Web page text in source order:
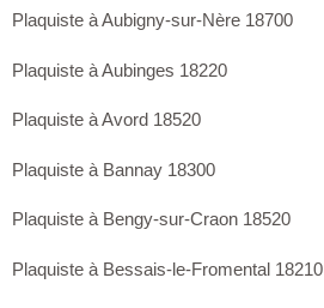
Plaquiste à Aubigny-sur-Nère 18700
Plaquiste à Aubinges 18220
Plaquiste à Avord 18520
Plaquiste à Bannay 18300
Plaquiste à Bengy-sur-Craon 18520
Plaquiste à Bessais-le-Fromental 18210